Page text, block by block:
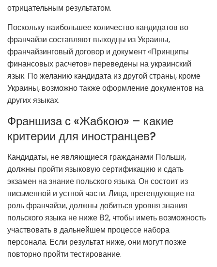
отрицательным результатом.
Поскольку наибольшее количество кандидатов во
франчайзи составляют выходцы из Украины,
франчайзинговый договор и документ «Принципы
финансовых расчетов» переведены на украинский
язык. По желанию кандидата из другой страны, кроме
Украины, возможно также оформление документов на
других языках.
Франшиза с «Жабкою» – какие
критерии для иностранцев?
Кандидаты, не являющиеся гражданами Польши,
должны пройти языковую сертификацию и сдать
экзамен на знание польского языка. Он состоит из
письменной и устной части. Лица, претендующие на
роль франчайзи, должны добиться уровня знания
польского языка не ниже В2, чтобы иметь возможность
участвовать в дальнейшем процессе набора
персонала. Если результат ниже, они могут позже
повторно пройти тестирование.